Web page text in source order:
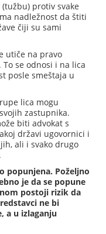
protiv svake
nadležnost da štiti
čiji su sami
utiče na pravo
se odnosi i na lica
posle smeštaja u
lica mogu
zastupnika.
biti advokat s
državi ugovornici i
ali i svako drugo
popunjena. Poželjno
je da se popune
postoji rizik da
ne bi
a u izlaganju